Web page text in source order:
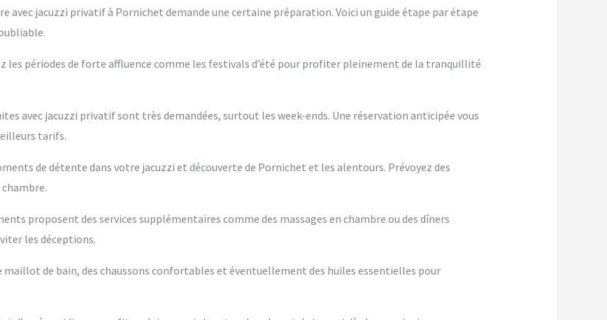
avec jacuzzi privatif à Pornichet demande une certaine préparation. Voici un guide étape par étape
les périodes de forte affluence comme les festivals d’été pour profiter pleinement de la tranquillité
avec jacuzzi privatif sont très demandées, surtout les week-ends. Une réservation anticipée vous
tarifs.
de détente dans votre jacuzzi et découverte de Pornichet et les alentours. Prévoyez des
proposent des services supplémentaires comme des massages en chambre ou des dîners
les déceptions.
maillot de bain, des chaussons confortables et éventuellement des huiles essentielles pour